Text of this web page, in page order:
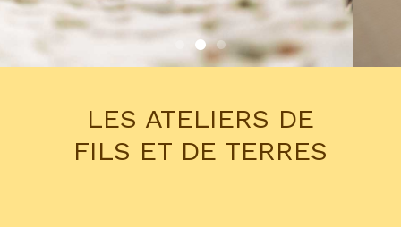
LES ATELIERS DE
FILS ET DE TERRES